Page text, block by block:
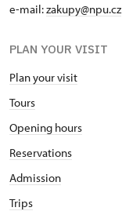
e-mail:zakupy@npu.cz
PLAN YOUR VISIT
Plan your visit
Tours
Opening hours
Reservations
Admission
Trips